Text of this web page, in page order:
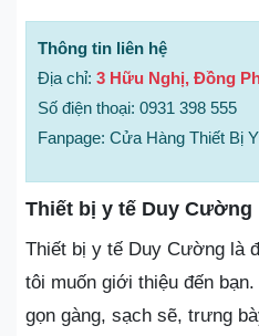
Thông tin liên hệ
Địa chỉ: 3 Hữu Nghị, Đồng
Số điện thoại: 0931 398 555
Fanpage: Cửa Hàng Thiết Bị
Thiết bị y tế Duy Cường
Thiết bị y tế Duy Cường là
tôi muốn giới thiệu đến
gọn gàng, sạch sẽ, trưng